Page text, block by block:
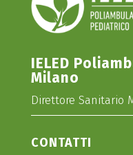
IELED
Milano
Direttore Sanitario
CONTATTI